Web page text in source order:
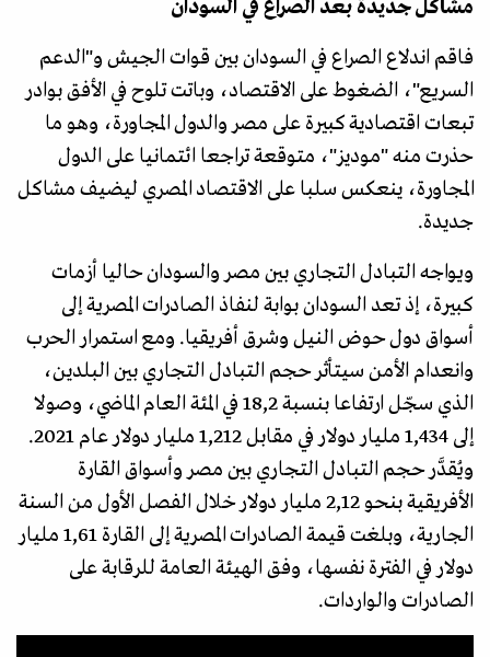
مشاكل جديدة بعد الصراع في السودان
فاقم اندلاع الصراع في السودان بين قوات الجيش و"الدعم
السريع"، الضغوط على الاقتصاد، وباتت تلوح في الأفق بوادر
تبعات اقتصادية كبيرة على مصر والدول المجاورة، وهو ما
حذرت منه "موديز"، متوقعة تراجعا ائتمانيا على الدول
المجاورة، ينعكس سلبا على الاقتصاد المصري ليضيف مشاكل
جديدة.
ويواجه التبادل التجاري بين مصر والسودان حاليا أزمات
كبيرة، إذ تعد السودان بوابة لنفاذ الصادرات المصرية إلى
أسواق دول حوض النيل وشرق أفريقيا. ومع استمرار الحرب
وانعدام الأمن سيتأثر حجم التبادل التجاري بين البلدين،
الذي سجّل ارتفاعا بنسبة 18,2 في المئة العام الماضي، وصولا
إلى 1,434 مليار دولار في مقابل 1,212 مليار دولار عام 2021.
ويُقدَّر حجم التبادل التجاري بين مصر وأسواق القارة
الأفريقية بنحو 2,12 مليار دولار خلال الفصل الأول من السنة
الجارية، وبلغت قيمة الصادرات المصرية إلى القارة 1,61 مليار
دولار في الفترة نفسها، وفق الهيئة العامة للرقابة على
الصادرات والواردات.